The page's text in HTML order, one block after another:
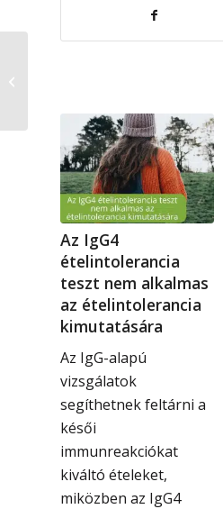
Az IgG4
ételintolerancia
teszt nem alkalmas
az ételintolerancia
kimutatására
Az IgG-alapú
vizsgálatok
segíthetnek feltárni a
késői
immunreakciókat
kiváltó ételeket,
miközben az IgG4
influenza legerősebb...